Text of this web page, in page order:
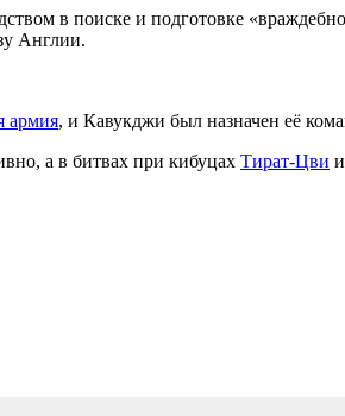
в поиске и подготовке
Англии.
армия, и Кавукджи был назначен её
а в битвах при кибуцах Тират-Цви и